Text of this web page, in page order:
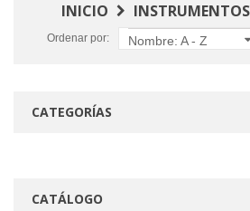
INICIO INSTRUMENTOS
Ordenar por: Nombre: A - Z
CATEGORÍAS
CATÁLOGO